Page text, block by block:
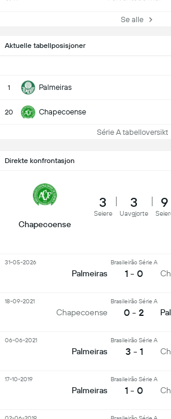
Se alle
Aktuelle tabellposisjoner
1 Palmeiras
20 Chapecoense
Série A tabelloversikt
Direkte konfrontasjon
Chapecoense
3
Seiere
3
Uavgjorte
9
Palmeiras
Brasileirão Série A
1 - 0
31-05-2026
Chapecoense
Brasileirão Série A
0 - 2
18-09-2021
Palmeiras
Brasileirão Série A
3 - 1
06-06-2021
Palmeiras
Brasileirão Série A
1 - 0
17-10-2019